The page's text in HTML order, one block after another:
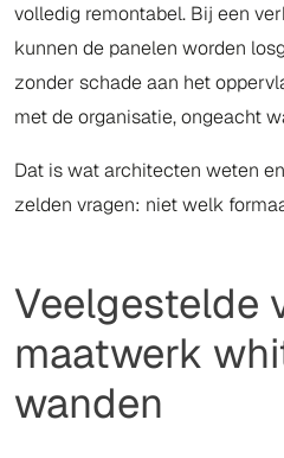
volledig remontabel. Bij een
kunnen de panelen worden
zonder schade aan het
met de organisatie, ongeacht
Dat is wat architecten weten
zelden vragen: niet welk
Veelgestelde
maatwerk
wanden